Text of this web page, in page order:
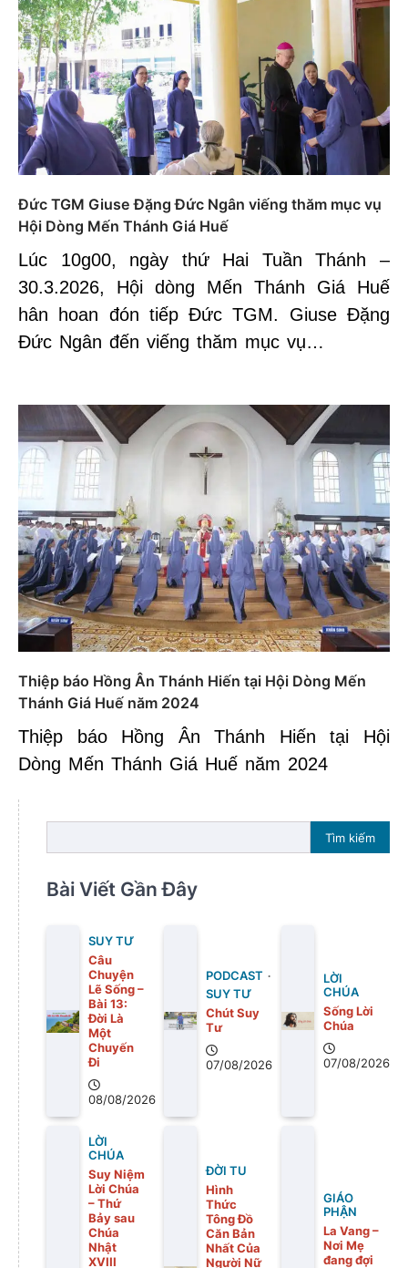
Đức TGM Giuse Đặng Đức Ngân viếng thăm mục vụ
Hội Dòng Mến Thánh Giá Huế
Lúc 10g00, ngày thứ Hai Tuần Thánh –
30.3.2026, Hội dòng Mến Thánh Giá Huế
hân hoan đón tiếp Đức TGM. Giuse Đặng
Đức Ngân đến viếng thăm mục vụ…
Thiệp báo Hồng Ân Thánh Hiến tại Hội Dòng Mến
Thánh Giá Huế năm 2024
Thiệp báo Hồng Ân Thánh Hiến tại Hội
Dòng Mến Thánh Giá Huế năm 2024
Tìm kiếm
Bài Viết Gần Đây
SUY TƯ
Câu
Chuyện
Lẽ Sống –
Bài 13:
Ðời Là
Một
Chuyến
Ði
08/08/2026
PODCAST
SUY TƯ
Chút Suy
Tư
07/08/2026
LỜI
CHÚA
Sống Lời
Chúa
07/08/2026
LỜI
CHÚA
Suy Niệm
Lời Chúa
– Thứ
Bảy sau
Chúa
Nhật
XVIII
ĐỜI TU
Hình
Thức
Tông Đồ
Căn Bản
Nhất Của
Người Nữ
GIÁO
PHẬN
La Vang –
Nơi Mẹ
đang đợi